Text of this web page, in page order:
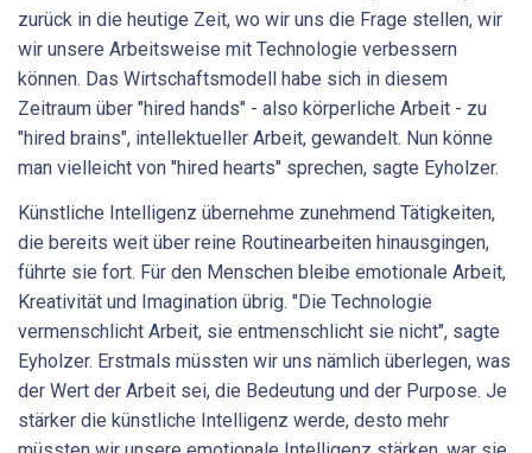
zurück in die heutige Zeit, wo wir uns die Frage stellen, wir
wir unsere Arbeitsweise mit Technologie verbessern
können. Das Wirtschaftsmodell habe sich in diesem
Zeitraum über "hired hands" - also körperliche Arbeit - zu
"hired brains", intellektueller Arbeit, gewandelt. Nun könne
man vielleicht von "hired hearts" sprechen, sagte Eyholzer.
Künstliche Intelligenz übernehme zunehmend Tätigkeiten,
die bereits weit über reine Routinearbeiten hinausgingen,
führte sie fort. Für den Menschen bleibe emotionale Arbeit,
Kreativität und Imagination übrig. "Die Technologie
vermenschlicht Arbeit, sie entmenschlicht sie nicht", sagte
Eyholzer. Erstmals müssten wir uns nämlich überlegen, was
der Wert der Arbeit sei, die Bedeutung und der Purpose. Je
stärker die künstliche Intelligenz werde, desto mehr